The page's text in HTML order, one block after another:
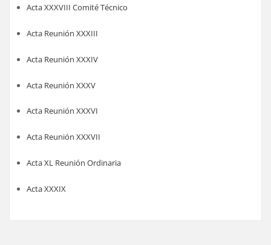
Acta XXXVIII Comité Técnico
Acta Reunión XXXIII
Acta Reunión XXXIV
Acta Reunión XXXV
Acta Reunión XXXVI
Acta Reunión XXXVII
Acta XL Reunión Ordinaria
Acta XXXIX